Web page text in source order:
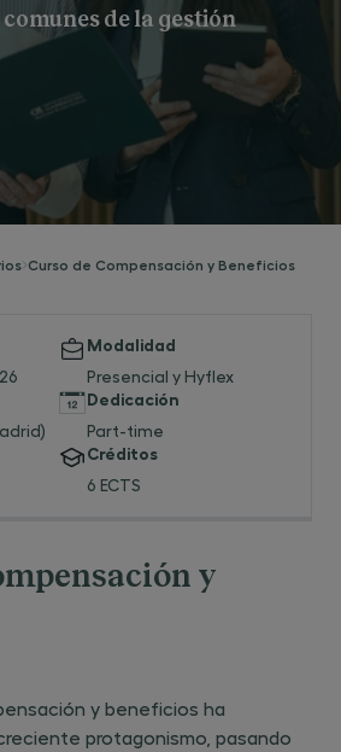
de la gestión
Curso de Compensación y Beneficios
Modalidad
Presencial y Hyflex
Dedicación
Part-time
Créditos
6 ECTS
y
y beneficios ha
protagonismo, pasando